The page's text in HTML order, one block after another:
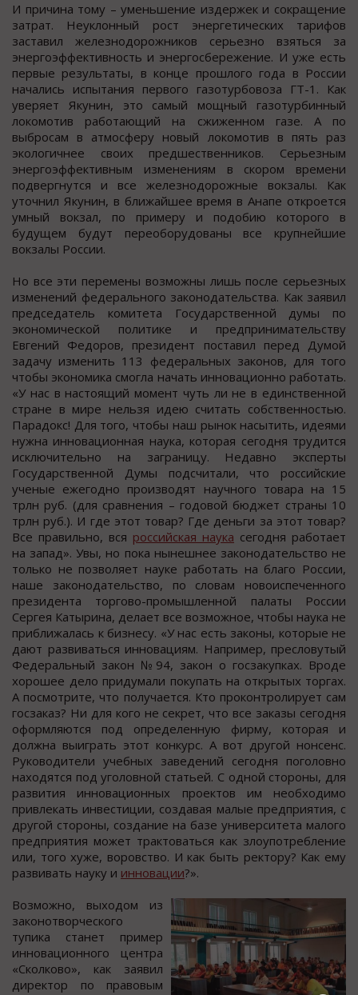
И причина тому – уменьшение издержек и сокращение
затрат. Неуклонный рост энергетических тарифов
заставил железнодорожников серьезно взяться за
энергоэффективность и энергосбережение. И уже есть
первые результаты, в конце прошлого года в России
начались испытания первого газотурбовоза ГТ-1. Как
уверяет Якунин, это самый мощный газотурбинный
локомотив работающий на сжиженном газе. А по
выбросам в атмосферу новый локомотив в пять раз
экологичнее своих предшественников. Серьезным
энергоэффективным изменениям в скором времени
подвергнутся и все железнодорожные вокзалы. Как
уточнил Якунин, в ближайшее время в Анапе откроется
умный вокзал, по примеру и подобию которого в
будущем будут переоборудованы все крупнейшие
вокзалы России.
Но все эти перемены возможны лишь после серьезных
изменений федерального законодательства. Как заявил
председатель комитета Государственной думы по
экономической политике и предпринимательству
Евгений Федоров, президент поставил перед Думой
задачу изменить 113 федеральных законов, для того
чтобы экономика смогла начать инновационно работать.
«У нас в настоящий момент чуть ли не в единственной
стране в мире нельзя идею считать собственностью.
Парадокс! Для того, чтобы наш рынок насытить, идеями
нужна инновационная наука, которая сегодня трудится
исключительно на заграницу. Недавно эксперты
Государственной Думы подсчитали, что российские
ученые ежегодно производят научного товара на 15
трлн руб. (для сравнения – годовой бюджет страны 10
трлн руб.). И где этот товар? Где деньги за этот товар?
Все правильно, вся российская наука сегодня работает
на запад». Увы, но пока нынешнее законодательство не
только не позволяет науке работать на благо России,
наше законодательство, по словам новоиспеченного
президента торгово-промышленной палаты России
Сергея Катырина, делает все возможное, чтобы наука не
приближалась к бизнесу. «У нас есть законы, которые не
дают развиваться инновациям. Например, пресловутый
Федеральный закон №94, закон о госзакупках. Вроде
хорошее дело придумали покупать на открытых торгах.
А посмотрите, что получается. Кто проконтролирует сам
госзаказ? Ни для кого не секрет, что все заказы сегодня
оформляются под определенную фирму, которая и
должна выиграть этот конкурс. А вот другой нонсенс.
Руководители учебных заведений сегодня поголовно
находятся под уголовной статьей. С одной стороны, для
развития инновационных проектов им необходимо
привлекать инвестиции, создавая малые предприятия, с
другой стороны, создание на базе университета малого
предприятия может трактоваться как злоупотребление
или, того хуже, воровство. И как быть ректору? Как ему
развивать науку и инновации?».
Возможно, выходом из
законотворческого
тупика станет пример
инновационного центра
«Сколково», как заявил
директор по правовым